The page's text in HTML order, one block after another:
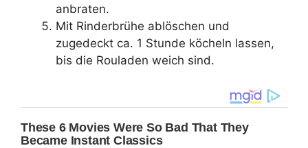
anbraten.
Mit Rinderbrühe ablöschen und
zugedeckt ca. 1 Stunde köcheln lassen,
bis die Rouladen weich sind.